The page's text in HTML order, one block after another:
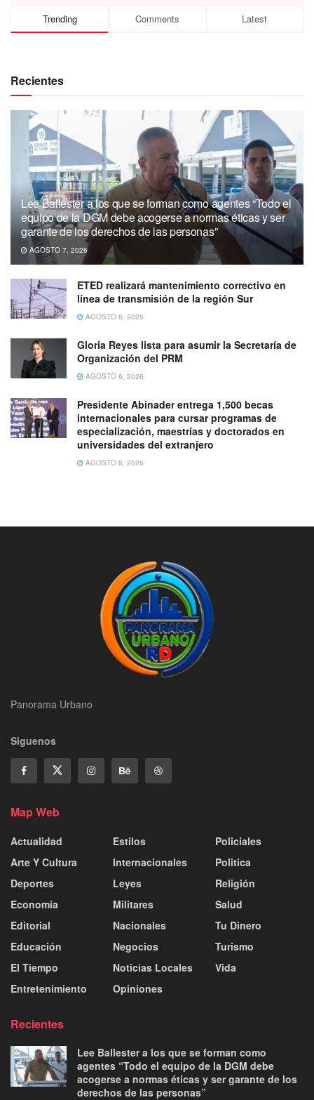
Trending Comments Latest
Recientes
Lee Ballester a los que se forman como agentes “Todo el
equipo de la DGM debe acogerse a normas éticas y ser
garante de los derechos de las personas”
AGOSTO 7, 2026
ETED realizará mantenimiento correctivo en
línea de transmisión de la región Sur
AGOSTO 6, 2026
Gloria Reyes lista para asumir la Secretaría de
Organización del PRM
AGOSTO 6, 2026
Presidente Abinader entrega 1,500 becas
internacionales para cursar programas de
especialización, maestrías y doctorados en
universidades del extranjero
AGOSTO 6, 2026
Panorama Urbano
Siguenos
Map Web
Actualidad
Arte Y Cultura
Deportes
Economía
Editorial
Educación
El Tiempo
Entretenimiento
Estilos
Internacionales
Leyes
Militares
Nacionales
Negocios
Noticias Locales
Opiniones
Policiales
Politica
Religión
Salud
Tu Dinero
Turismo
Vida
Recientes
Lee Ballester a los que se forman como
agentes “Todo el equipo de la DGM debe
acogerse a normas éticas y ser garante de los
derechos de las personas”